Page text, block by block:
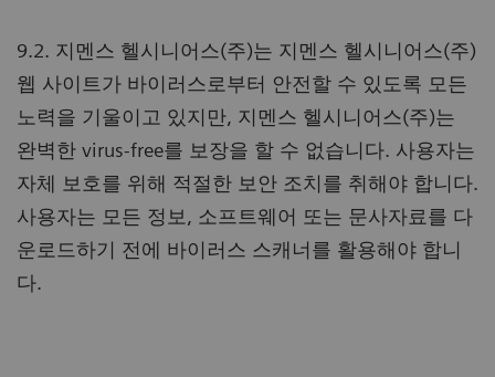
9.2. 지멘스 헬시니어스(주)는 지멘스 헬시니어스(주)
웹 사이트가 바이러스로부터 안전할 수 있도록 모든
노력을 기울이고 있지만, 지멘스 헬시니어스(주)는
완벽한 virus-free를 보장을 할 수 없습니다. 사용자는
자체 보호를 위해 적절한 보안 조치를 취해야 합니다.
사용자는 모든 정보, 소프트웨어 또는 문사자료를 다
운로드하기 전에 바이러스 스캐너를 활용해야 합니
다.